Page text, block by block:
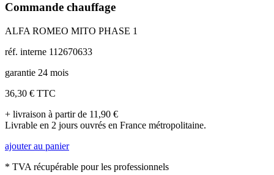
Commande chauffage
ALFA ROMEO MITO PHASE 1
réf. interne 112670633
garantie 24 mois
36,30 € TTC
+ livraison à partir de 11,90 €
Livrable en 2 jours ouvrés en France métropolitaine.
ajouter au panier
* TVA récupérable pour les professionnels